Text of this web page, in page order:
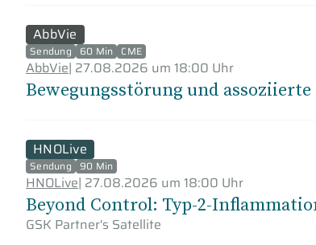
AbbVie
Sendung 60 Min CME
AbbVie| 27.08.2026 um 18:00 Uhr
Bewegungsstörung und
HNOLive
Sendung 90 Min
HNOLive| 27.08.2026 um 18:00 Uhr
Beyond Control:
GSK Partner's Satellite